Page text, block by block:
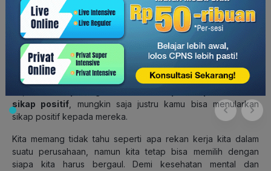
merasa kurang dan sulit menemukan kepuasan diri.
Bergaul dan mendengarkan keluhan-keluhan mereka
sepanjang hari akan menghabiskan energimu
, karena
kamu hanya menerima hal-hal negatif, selain itu kamu juga
bisa menjadi seorang yang mudah mengeluh juga. Kamu bisa
mengurangi waktu bergaul dengan orang-orang seperti
sikap positif , mungkin saja justru kamu bisa menularkan
sikap positif kepada mereka.
Kita memang tidak tahu seperti apa rekan kerja kita dalam
suatu perusahaan, namun kita tetap bisa memilih dengan
siapa kita harus bergaul. Demi kesehatan mental dan